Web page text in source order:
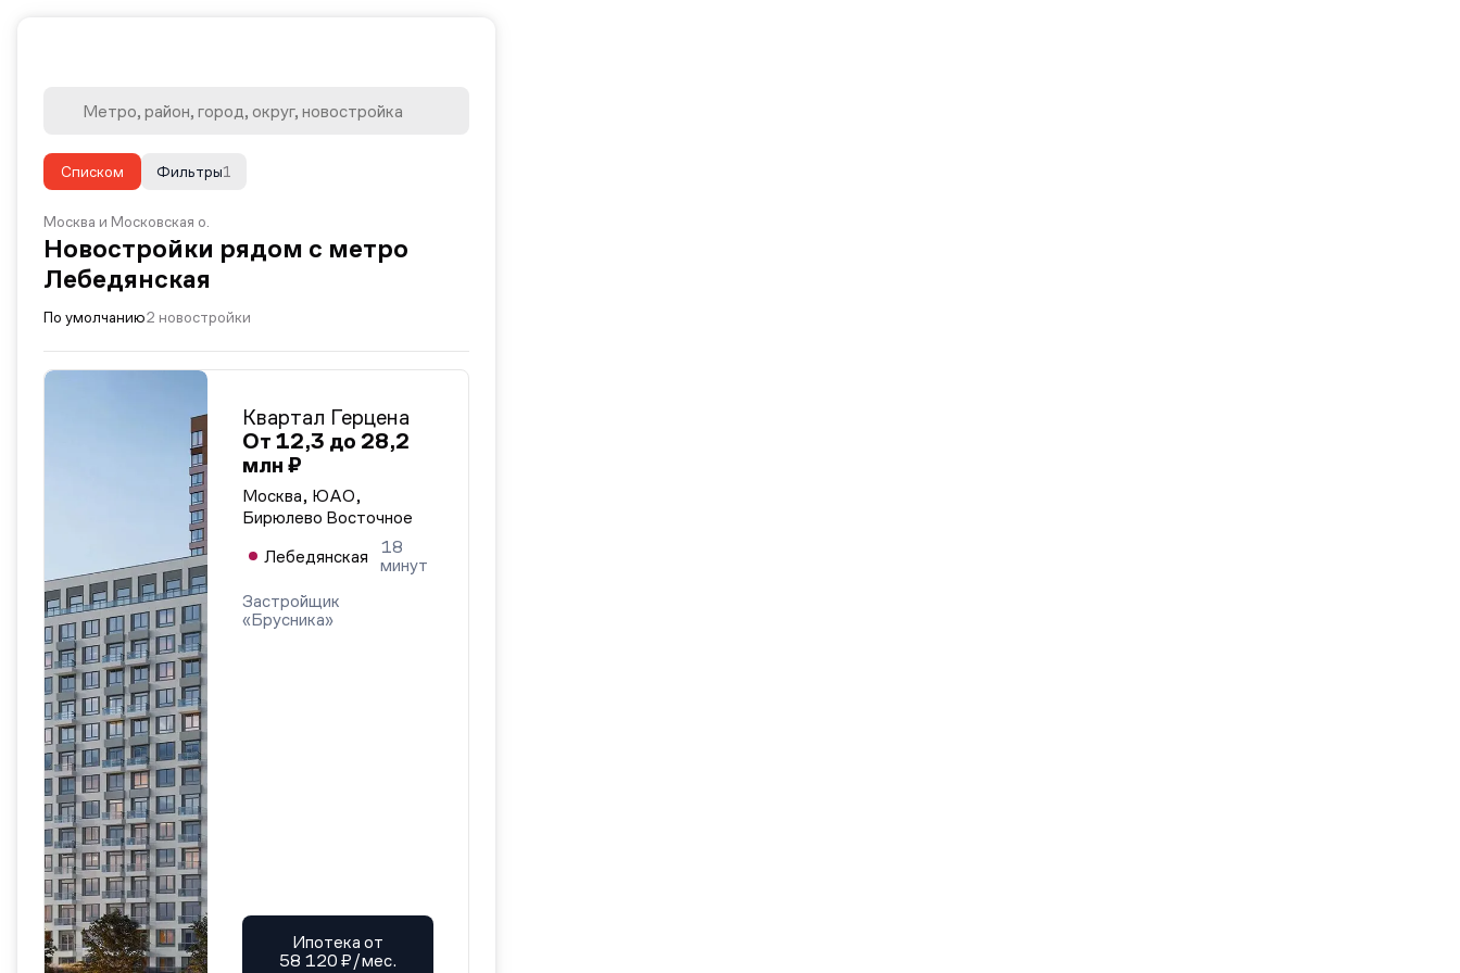
Списком 1
Фильтры
Москва и Московская о.
Новостройки рядом с метро
Лебедянская
По умолчанию2 новостройки
Квартал Герцена
От 12,3 до 28,2
млн ₽
Москва, ЮАО,
Бирюлево Восточное
Лебедянская
18
минут
Застройщик
«Брусника»
Ипотека от
58 120 ₽/мес.